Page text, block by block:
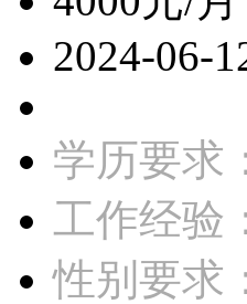
2024-06-
学历要求
工作经验
性别要求